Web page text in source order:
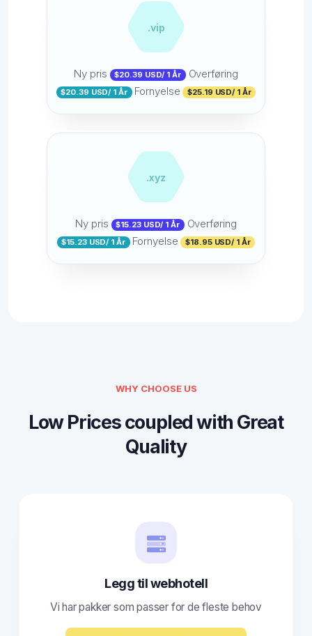
.vip
Ny pris $20.39 USD/ 1 År Overføring
$20.39 USD/ 1 År Fornyelse $25.19 USD/ 1 År
.xyz
Ny pris $15.23 USD/ 1 År Overføring
$15.23 USD/ 1 År Fornyelse $18.95 USD/ 1 År
WHY CHOOSE US
Low Prices coupled with Great
Quality
Legg til webhotell
Vi har pakker som passer for de fleste behov